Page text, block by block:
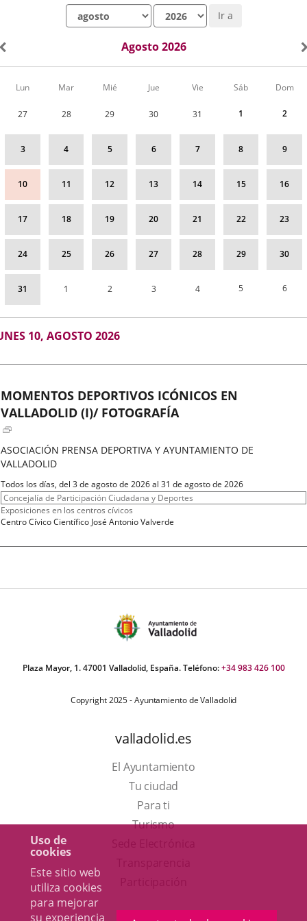
Uso de
cookies
Este sitio web
utiliza cookies
para mejorar
su experiencia
Ir a
Agosto 2026
Calendario
correspondiente
Lun Mar Mié Jue Vie Sáb Dom
27 28 29 30 31 1 2
3 4 5 6 7 8 9
10 11 12 13 14 15 16
17 18 19 20 21 22 23
24 25 26 27 28 29 30
31 1 2 3 4 5 6
10, AGOSTO 2026
MOMENTOS DEPORTIVOS ICÓNICOS EN
VALLADOLID (I)/ FOTOGRAFÍA
ASOCIACIÓN PRENSA DEPORTIVA Y AYUNTAMIENTO DE
VALLADOLID
Fechas
del
evento
Todos los días, del 3 de agosto de 2026 al 31 de agosto de 2026
Organizador
de
actividad
Concejalía de Participación Ciudadana y Deportes
Programa
Exposiciones en los centros cívicos
Espacio
Centro Cívico Científico José Antonio Valverde
Plaza Mayor, 1. 47001 Valladolid, España. Teléfono:+34 983 426 100
Copyright 2025 - Ayuntamiento de Valladolid
valladolid.es
El Ayuntamiento
Tu ciudad
Para ti
TurismoEste